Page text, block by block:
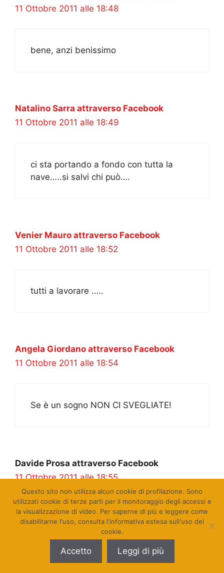
11 Ottobre 2011 alle 18:48
bene, anzi benissimo
Natalino Sarra attraverso Facebook
11 Ottobre 2011 alle 18:49
ci sta portando a fondo con tutta la
nave…..si salvi chi può….
Venier Mauro attraverso Facebook
11 Ottobre 2011 alle 18:52
tutti a lavorare …..
Angela Giordano attraverso Facebook
11 Ottobre 2011 alle 18:54
Se è un sogno NON CI SVEGLIATE!
Davide Prosa attraverso Facebook
11 Ottobre 2011 alle 18:55
eee se ci fossi tu berlinguer diresti
Questo sito non utilizza alcun cookie di profilazione. Sono
utilizzati cookie di terze parti per il monitoraggio degli accessi e
la visualizzazione di video. Per saperne di più e leggere come
disabilitarne l'uso, consulta l'informativa estesa sull'uso dei
cookie.
Accetto Leggi di più